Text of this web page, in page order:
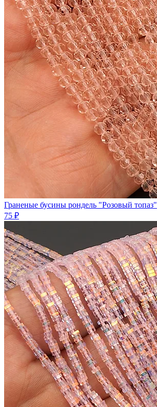
Граненые бусины рондель "Розовый топаз"
75 ₽